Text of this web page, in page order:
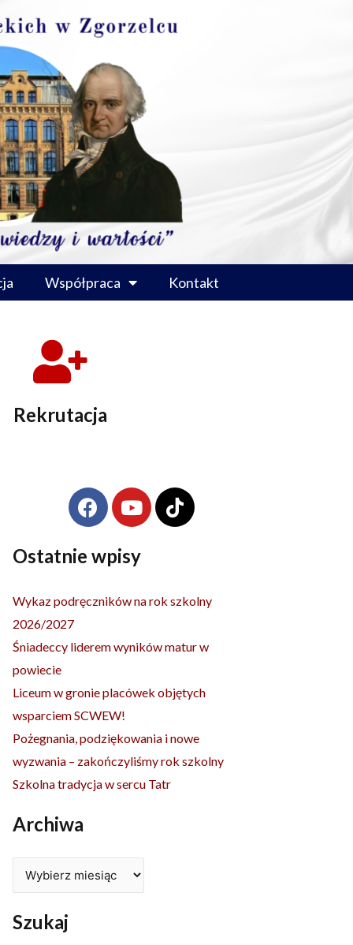
Współpraca Kontakt
Rekrutacja
F
a
e
o
Y
o
t
b
T
i
k
Ostatnie wpisy
Wykaz podręczników na rok szkolny
2026/2027
Śniadeccy liderem wyników matur w
powiecie
Liceum w gronie placówek objętych
wsparciem SCWEW!
Pożegnania, podziękowania i nowe
wyzwania – zakończyliśmy rok szkolny
Szkolna tradycja w sercu Tatr
Archiwa
Szukaj